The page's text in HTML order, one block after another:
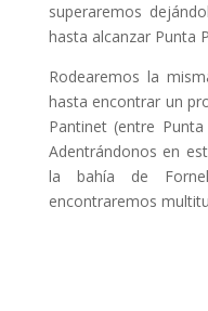
superaremos
hasta alcanzar Punta
Rodearemos la
hasta encontrar un
Pantinet (entre
Adentrándonos en
la bahía de
encontraremos